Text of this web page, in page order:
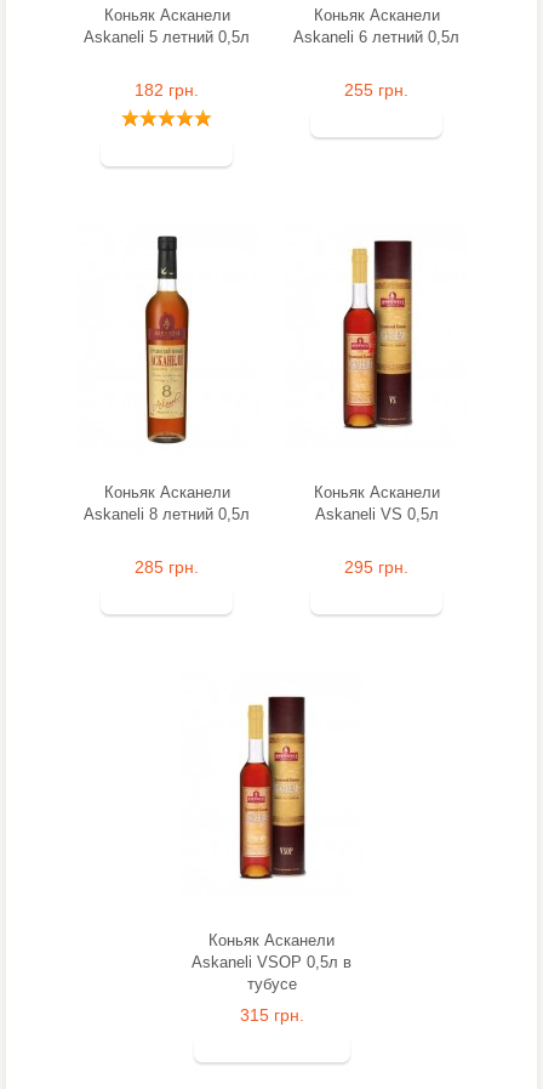
Коньяк Асканели
Askaneli 5 летний 0,5л
182 грн.
Коньяк Асканели
Askaneli 6 летний 0,5л
255 грн.
Коньяк Асканели
Askaneli 8 летний 0,5л
285 грн.
Коньяк Асканели
Askaneli VS 0,5л
295 грн.
Коньяк Асканели
Askaneli VSOP 0,5л в
тубусе
315 грн.